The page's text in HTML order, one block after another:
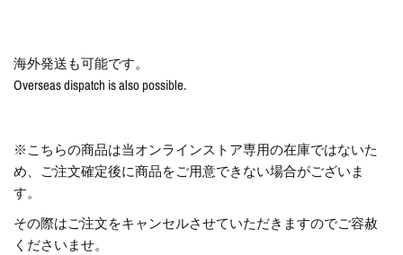
海外発送も可能です。
Overseas dispatch is also possible.
※こちらの商品は当オンラインストア専用の在庫ではないた
め、ご注文確定後に商品をご用意できない場合がございま
す。
その際はご注文をキャンセルさせていただきますのでご容赦
くださいませ。